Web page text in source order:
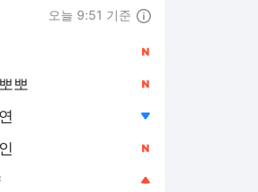
오늘 9:51 기준
뽀